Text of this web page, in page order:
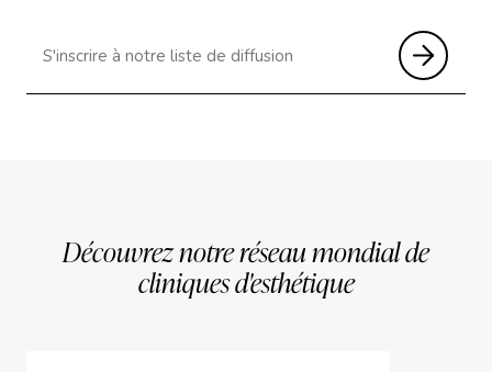
Découvrez notre réseau mondial de
cliniques d'esthétique